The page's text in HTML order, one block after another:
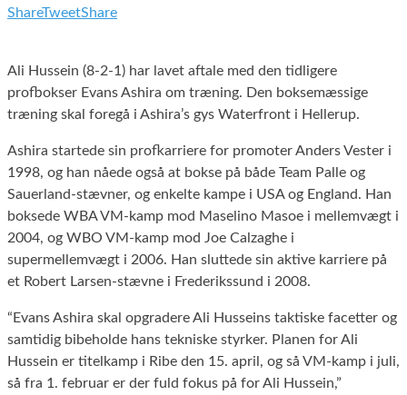
ShareTweetShare
Ali Hussein (8-2-1) har lavet aftale med den tidligere
profbokser Evans Ashira om træning. Den boksemæssige
træning skal foregå i Ashira’s gys Waterfront i Hellerup.
Ashira startede sin profkarriere for promoter Anders Vester i
1998, og han nåede også at bokse på både Team Palle og
Sauerland-stævner, og enkelte kampe i USA og England. Han
boksede WBA VM-kamp mod Maselino Masoe i mellemvægt i
2004, og WBO VM-kamp mod Joe Calzaghe i
supermellemvægt i 2006. Han sluttede sin aktive karriere på
et Robert Larsen-stævne i Frederikssund i 2008.
“Evans Ashira skal opgradere Ali Husseins taktiske facetter og
samtidig bibeholde hans tekniske styrker. Planen for Ali
Hussein er titelkamp i Ribe den 15. april, og så VM-kamp i juli,
så fra 1. februar er der fuld fokus på for Ali Hussein,”